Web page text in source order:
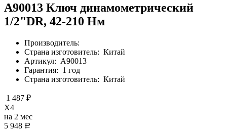
A90013 Ключ динамометрический
1/2"DR, 42-210 Нм
Производитель:
Страна изготовитель: Китай
Артикул: A90013
Гарантия: 1 год
Страна изготовитель: Китай
1 487 ₽
X4
на 2 мес
5 948 Р